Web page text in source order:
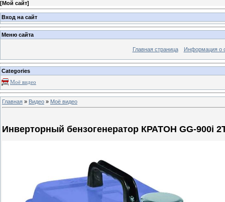
[Мой сайт]
Вход на сайт
Меню сайта
Главная страница Информация о
Categories
Моё видео
Главная » Видео » Моё видео
Инверторный бензогенератор КРАТОН GG-900i